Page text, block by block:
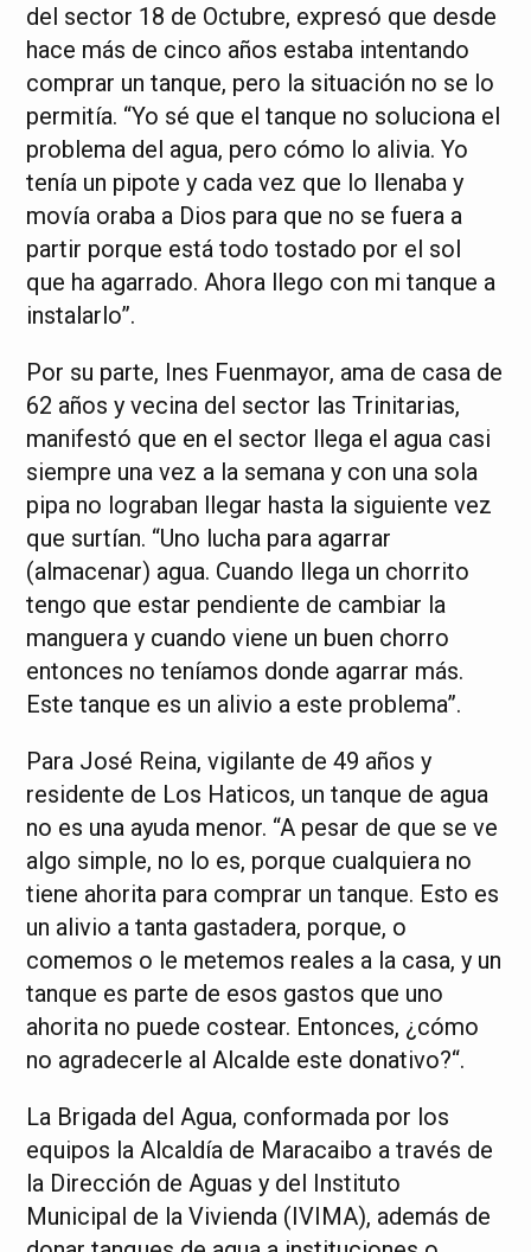
del sector 18 de Octubre, expresó que desde
hace más de cinco años estaba intentando
comprar un tanque, pero la situación no se lo
permitía. “Yo sé que el tanque no soluciona el
problema del agua, pero cómo lo alivia. Yo
tenía un pipote y cada vez que lo llenaba y
movía oraba a Dios para que no se fuera a
partir porque está todo tostado por el sol
que ha agarrado. Ahora llego con mi tanque a
instalarlo”.
Por su parte, Ines Fuenmayor, ama de casa de
62 años y vecina del sector las Trinitarias,
manifestó que en el sector llega el agua casi
siempre una vez a la semana y con una sola
pipa no lograban llegar hasta la siguiente vez
que surtían. “Uno lucha para agarrar
(almacenar) agua. Cuando llega un chorrito
tengo que estar pendiente de cambiar la
manguera y cuando viene un buen chorro
entonces no teníamos donde agarrar más.
Este tanque es un alivio a este problema”.
Para José Reina, vigilante de 49 años y
residente de Los Haticos, un tanque de agua
no es una ayuda menor. “A pesar de que se ve
algo simple, no lo es, porque cualquiera no
tiene ahorita para comprar un tanque. Esto es
un alivio a tanta gastadera, porque, o
comemos o le metemos reales a la casa, y un
tanque es parte de esos gastos que uno
ahorita no puede costear. Entonces, ¿cómo
no agradecerle al Alcalde este donativo?“.
La Brigada del Agua, conformada por los
equipos la Alcaldía de Maracaibo a través de
la Dirección de Aguas y del Instituto
Municipal de la Vivienda (IVIMA), además de